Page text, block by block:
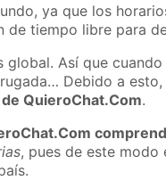
ya que los
de tiempo libre para
global. Así que
Debido a
QuieroChat.Com.
, pues de este modo